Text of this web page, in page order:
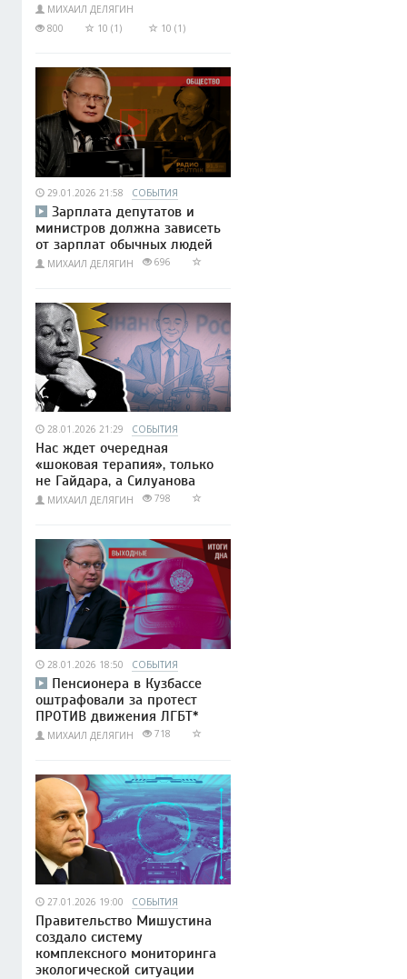
МИХАИЛ ДЕЛЯГИН
800
10 (1) 10 (1)
29.01.2026 21:58 СОБЫТИЯ
Зарплата депутатов и
министров должна зависеть
от зарплат обычных людей
МИХАИЛ ДЕЛЯГИН 696
28.01.2026 21:29 СОБЫТИЯ
Нас ждет очередная
«шоковая терапия», только
не Гайдара, а Силуанова
МИХАИЛ ДЕЛЯГИН 798
28.01.2026 18:50 СОБЫТИЯ
Пенсионера в Кузбассе
оштрафовали за протест
ПРОТИВ движения ЛГБТ*
МИХАИЛ ДЕЛЯГИН 718
27.01.2026 19:00 СОБЫТИЯ
Правительство Мишустина
создало систему
комплексного мониторинга
экологической ситуации